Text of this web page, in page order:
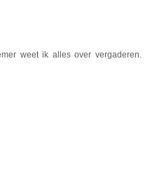
weet ik alles over vergaderen.